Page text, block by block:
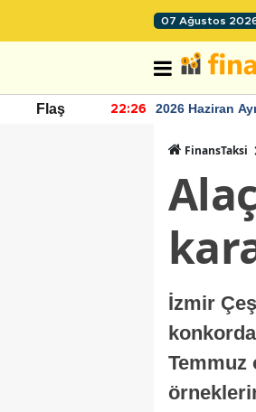
07 Ağustos
Flaş 22:26
2026 Haziran
FinansTaksi
İzmir
Temmuz